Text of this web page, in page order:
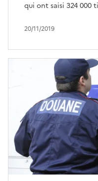
20/11/2019
qui ont saisi 324 000